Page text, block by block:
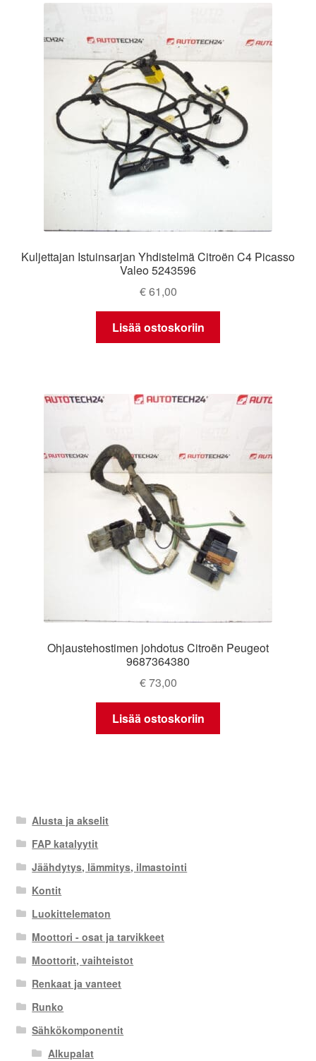
Kuljettajan Istuinsarjan Yhdistelmä Citroën C4 Picasso
Valeo 5243596
€61,00
Lisää ostoskoriin
Ohjaustehostimen johdotus Citroën Peugeot
9687364380
€73,00
Lisää ostoskoriin
Alusta ja akselit
FAP katalyytit
Jäähdytys, lämmitys, ilmastointi
Kontit
Luokittelematon
Moottori - osat ja tarvikkeet
Moottorit, vaihteistot
Renkaat ja vanteet
Runko
Sähkökomponentit
Alkupalat